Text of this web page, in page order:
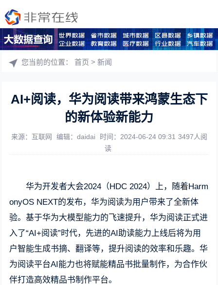
您当前的位置：首页 >新闻
AI+阅读，华为阅读带来鸿蒙生态下
的新体验新能力
来源：互联网 编辑：daidai 时间：2024-06-24 09:31 3497人阅
读
华为开发者大会2024（HDC 2024）上，随着Harm
onyOS NEXT的发布，华为阅读为用户带来了全新体
验。基于华为大模型能力的飞速提升，华为阅读正式进
入了“AI+阅读”时代，先进的AI助读能力上线后将为用
户智能生成书摘、翻译等，提升阅读的效率和乐趣。华
为阅读平台AI能力也将赋能精品书批量制作，为合作伙
伴打造高效精品书制作平台。